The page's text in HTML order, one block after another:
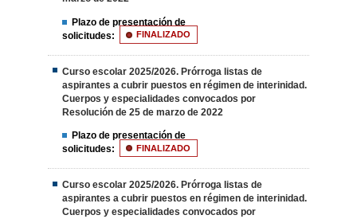
Plazo de presentación de
solicitudes:
FINALIZADO
Curso escolar 2025/2026. Prórroga listas de
aspirantes a cubrir puestos en régimen de interinidad.
Cuerpos y especialidades convocados por
Resolución de 25 de marzo de 2022
Plazo de presentación de
solicitudes:
FINALIZADO
Curso escolar 2025/2026. Prórroga listas de
aspirantes a cubrir puestos en régimen de interinidad.
Cuerpos y especialidades convocados por